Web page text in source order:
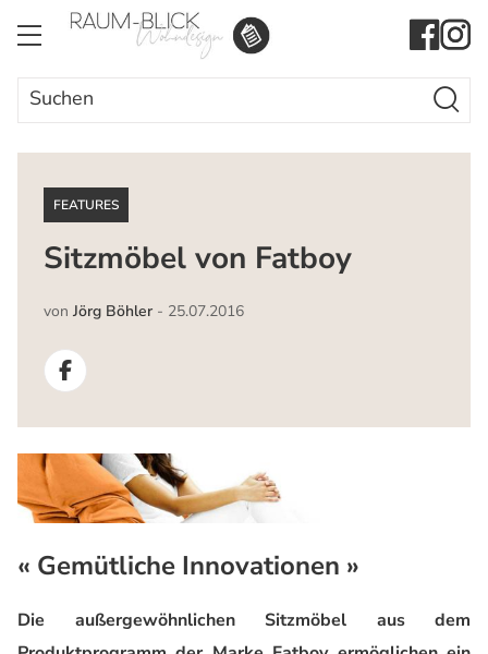
Search
for:
Search
FEATURES
Sitzmöbel von Fatboy
von Jörg Böhler - 25.07.2016
« Gemütliche Innovationen »
Die außergewöhnlichen Sitzmöbel aus dem